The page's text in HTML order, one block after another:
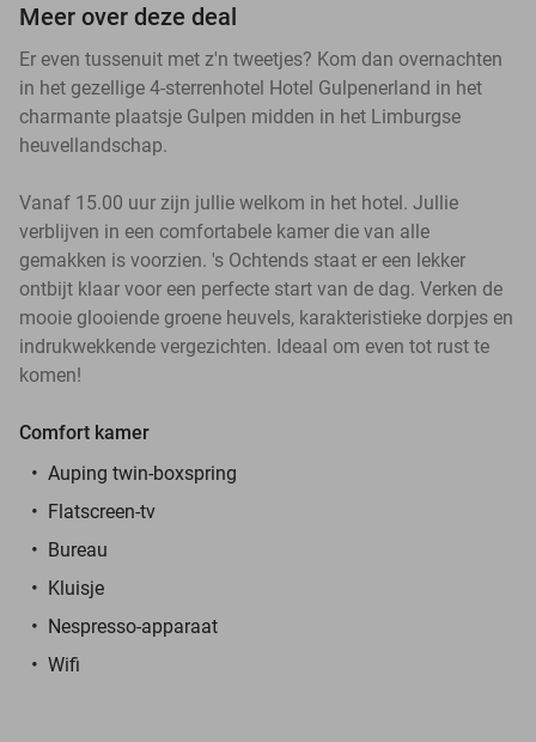
Meer over deze deal
Er even tussenuit met z'n tweetjes? Kom dan overnachten
in het gezellige 4-sterrenhotel Hotel Gulpenerland in het
charmante plaatsje Gulpen midden in het Limburgse
heuvellandschap.
Vanaf 15.00 uur zijn jullie welkom in het hotel. Jullie
verblijven in een comfortabele kamer die van alle
gemakken is voorzien. 's Ochtends staat er een lekker
ontbijt klaar voor een perfecte start van de dag. Verken de
mooie glooiende groene heuvels, karakteristieke dorpjes en
indrukwekkende vergezichten. Ideaal om even tot rust te
komen!
Comfort kamer
Auping twin-boxspring
Flatscreen-tv
Bureau
Kluisje
Nespresso-apparaat
Wifi